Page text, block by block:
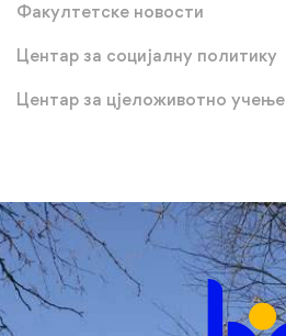
Факултетске новости
Центар за социјалну политику
Центар за цјеложивотно учење